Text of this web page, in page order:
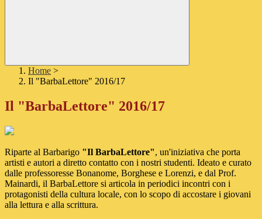
Home >
Il "BarbaLettore" 2016/17
Il "BarbaLettore" 2016/17
Riparte al Barbarigo "Il BarbaLettore", un'iniziativa che porta
artisti e autori a diretto contatto con i nostri studenti. Ideato e curato
dalle professoresse Bonanome, Borghese e Lorenzi, e dal Prof.
Mainardi, il BarbaLettore si articola in periodici incontri con i
protagonisti della cultura locale, con lo scopo di accostare i giovani
alla lettura e alla scrittura.